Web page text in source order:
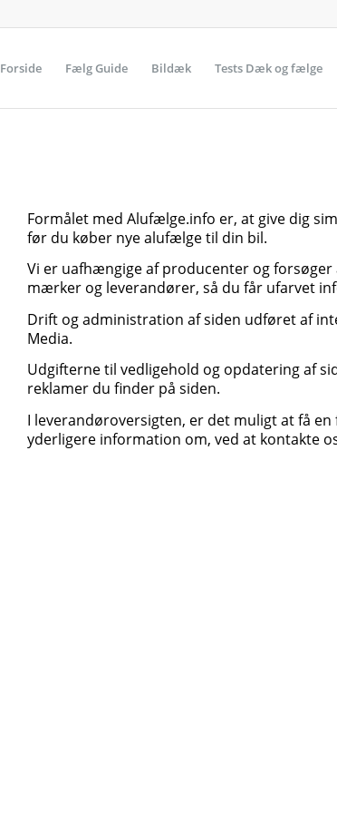
Forside Fælg Guide Bildæk Tests Dæk og fælge
Formålet med Alufælge.info er, at give dig
før du køber nye alufælge til din bil.
Vi er uafhængige af producenter og
mærker og leverandører, så du får ufarvet
Drift og administration af siden udføret af
Media.
Udgifterne til vedligehold og opdatering af
reklamer du finder på siden.
I leverandøroversigten, er det muligt at få
yderligere information om, ved at kontakte